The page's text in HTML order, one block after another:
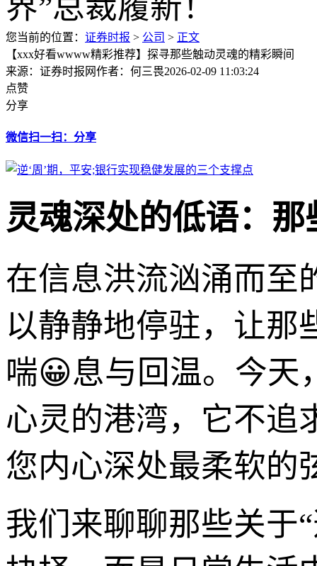
您当前的位置： 证券时报 > 公司 > 正文
【xxx好看wwww精彩推荐】探寻那些触动灵魂的精彩瞬间
来源：证券时报网作者：何三畏2026-02-09 11:03:24
点赞
分享
微信扫一扫：分享
灵魂深处的低语：
在信息洪流汹涌而至
以静静地停驻，让那
喘😀息与回温。今天
心灵的港湾，它不追
您内心深处最柔软的
我们来聊聊那些关于